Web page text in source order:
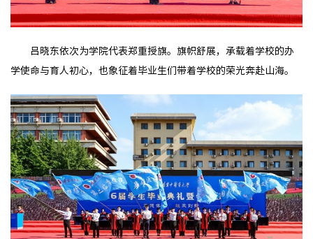
吕晓东依次为学院代表郑重授旗。旗帜舒展，承载着学校的办
学使命与育人初心，也象征着毕业生们带着学校的荣光奔赴山海。